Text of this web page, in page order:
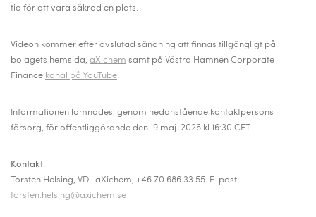
tid för att vara säkrad en plats.
Videon kommer efter avslutad sändning att finnas tillgängligt på
bolagets hemsida, aXichem samt på Västra Hamnen Corporate
Finance kanal på YouTube.
Informationen lämnades, genom nedanstående kontaktpersons
försorg, för offentliggörande den 19 maj 2026 kl 16:30 CET.
Kontakt:
Torsten Helsing, VD i aXichem, +46 70 686 33 55. E-post:
torsten.helsing@axichem.se